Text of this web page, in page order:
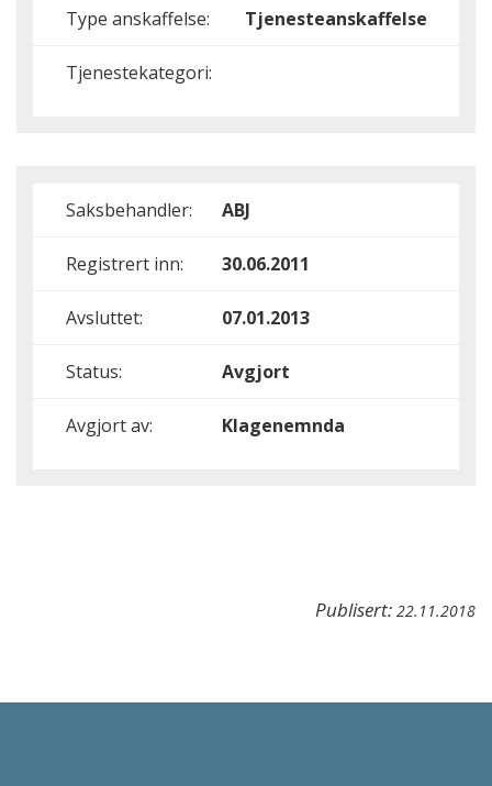
Type anskaffelse: Tjenesteanskaffelse
Tjenestekategori:
Saksbehandler: ABJ
Registrert inn: 30.06.2011
Avsluttet: 07.01.2013
Status: Avgjort
Avgjort av: Klagenemnda
Publisert: 22.11.2018